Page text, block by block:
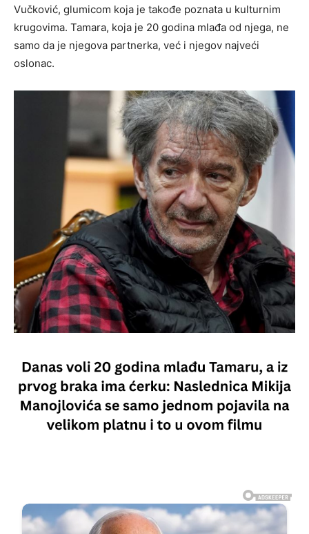
Vučković, glumicom koja je takođe poznata u kulturnim
krugovima. Tamara, koja je 20 godina mlađa od njega, ne
samo da je njegova partnerka, već i njegov najveći
oslonac.